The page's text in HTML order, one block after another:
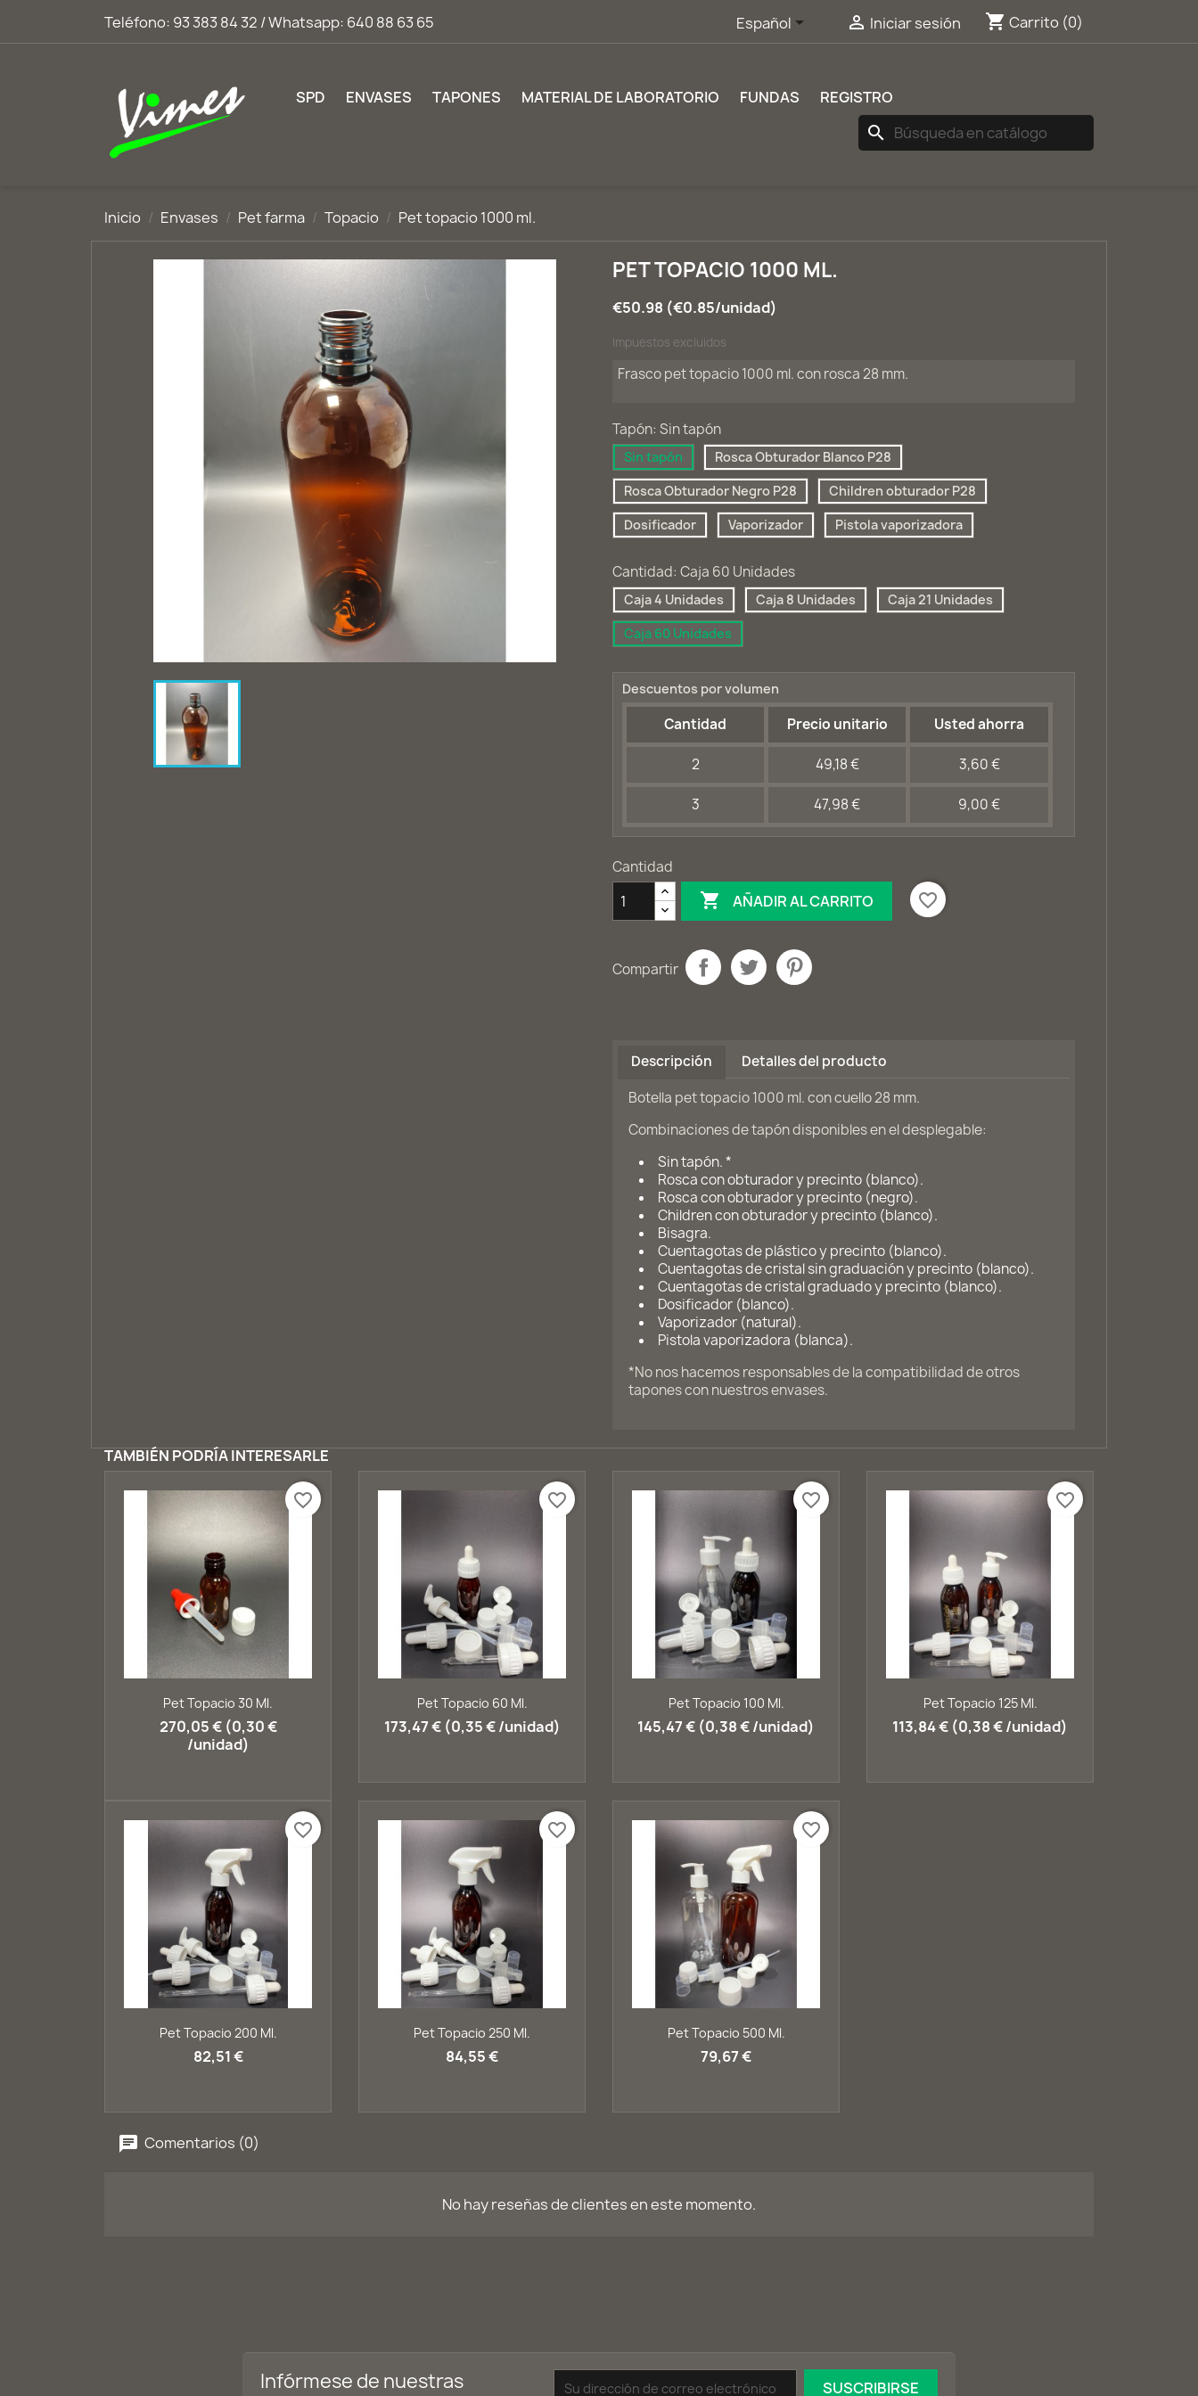
Teléfono: 93 383 84 32 / Whatsapp: 640 88 63 65 Español  Iniciar sesión shopping_cart Carrito (0)
SPD ENVASES TAPONES MATERIAL DE LABORATORIO FUNDAS REGISTRO
search
Inicio Envases Pet farma Topacio Pet topacio 1000 ml.
PET TOPACIO 1000 ML.
€50.98 (€0.85/unidad)
Impuestos excluidos
Frasco pet topacio 1000 ml. con rosca 28 mm.
Tapón: Sin tapón
Sin tapón
Rosca Obturador Blanco P28
Rosca Obturador Negro P28
Children obturador P28
Dosificador
Vaporizador Pistola vaporizadora
Cantidad: Caja 60 Unidades
Caja 4 Unidades Caja 8 Unidades
Caja 21 Unidades
Caja 60 Unidades
Descuentos por volumen
Cantidad Precio unitario Usted ahorra
2 49,18 € 3,60 €
3 47,98 € 9,00 €
Cantidad
 AÑADIR AL CARRITO favorite_border
Compartir
Descripción
Detalles del producto
Botella pet topacio 1000 ml. con cuello 28 mm.
Combinaciones de tapón disponibles en el desplegable:
Sin tapón. *
Rosca con obturador y precinto (blanco).
Rosca con obturador y precinto (negro).
Children con obturador y precinto (blanco).
Bisagra.
Cuentagotas de plástico y precinto (blanco).
Cuentagotas de cristal sin graduación y precinto (blanco).
Cuentagotas de cristal graduado y precinto (blanco).
Dosificador (blanco).
Vaporizador (natural).
Pistola vaporizadora (blanca).
*No nos hacemos responsables de la compatibilidad de otros
tapones con nuestros envases.
TAMBIÉN PODRÍA INTERESARLE
Vista rápida
Pet Topacio 30 Ml.
270,05 € (0,30 €
/unidad)
favorite_border
Vista rápida
Pet Topacio 60 Ml.
173,47 € (0,35 € /unidad)
favorite_border
Vista rápida
Pet Topacio 100 Ml.
145,47 € (0,38 € /unidad)
favorite_border
Vista rápida
Pet Topacio 125 Ml.
113,84 € (0,38 € /unidad)
favorite_border
Vista rápida
Pet Topacio 200 Ml.
82,51 €
favorite_border
Vista rápida
Pet Topacio 250 Ml.
84,55 €
favorite_border
Vista rápida
Pet Topacio 500 Ml.
79,67 €
favorite_border
Comentarios (0)
No hay reseñas de clientes en este momento.
Infórmese de nuestras